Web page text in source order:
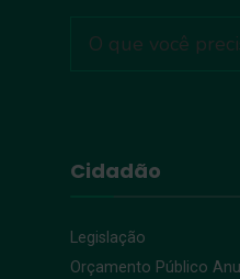
Cidadão
Legislação
Orçamento Público